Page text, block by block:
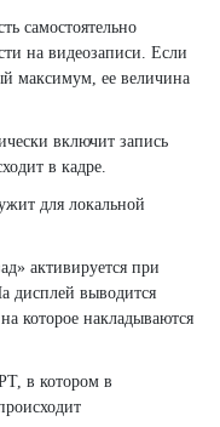
самостоятельно
на видеозаписи. Если
максимум, ее величина
включит запись
в кадре.
для локальной
активируется при
дисплей выводится
которое накладываются
в котором в